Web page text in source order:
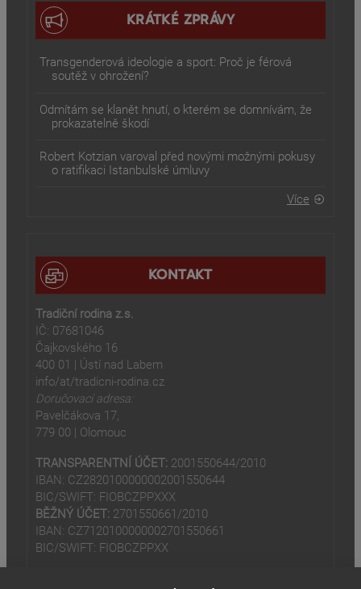
KRÁTKÉ ZPRÁVY
Transgenderová ideologie a sport: Proč je férová
soutěž v ohrožení?
Odmítám se klanět hnutí, o kterém se domnívám, že
prokazatelně škodí
Robert Kotzian varoval před novými možnými pokusy
o ratifikaci Istanbulské úmluvy
Více
KONTAKT
Tradiční rodina z.s.
IČ: 07681046
Čajkovského 16
400 01 | Ústí nad Labem
info/at/tradicni-rodina.cz
Doručovací adresa:
Pavelčákova 17,
779 00 | Olomouc
TRANSPARENTNÍ ÚČET: 2001550644/2010
IBAN: CZ2820100000002001550644
BIC/SWIFT: FIOBCZPPXXX
BĚŽNÝ ÚČET: 2701550661/2010
IBAN: CZ7120100000002701550661
BIC/SWIFT: FIOBCZPPXX